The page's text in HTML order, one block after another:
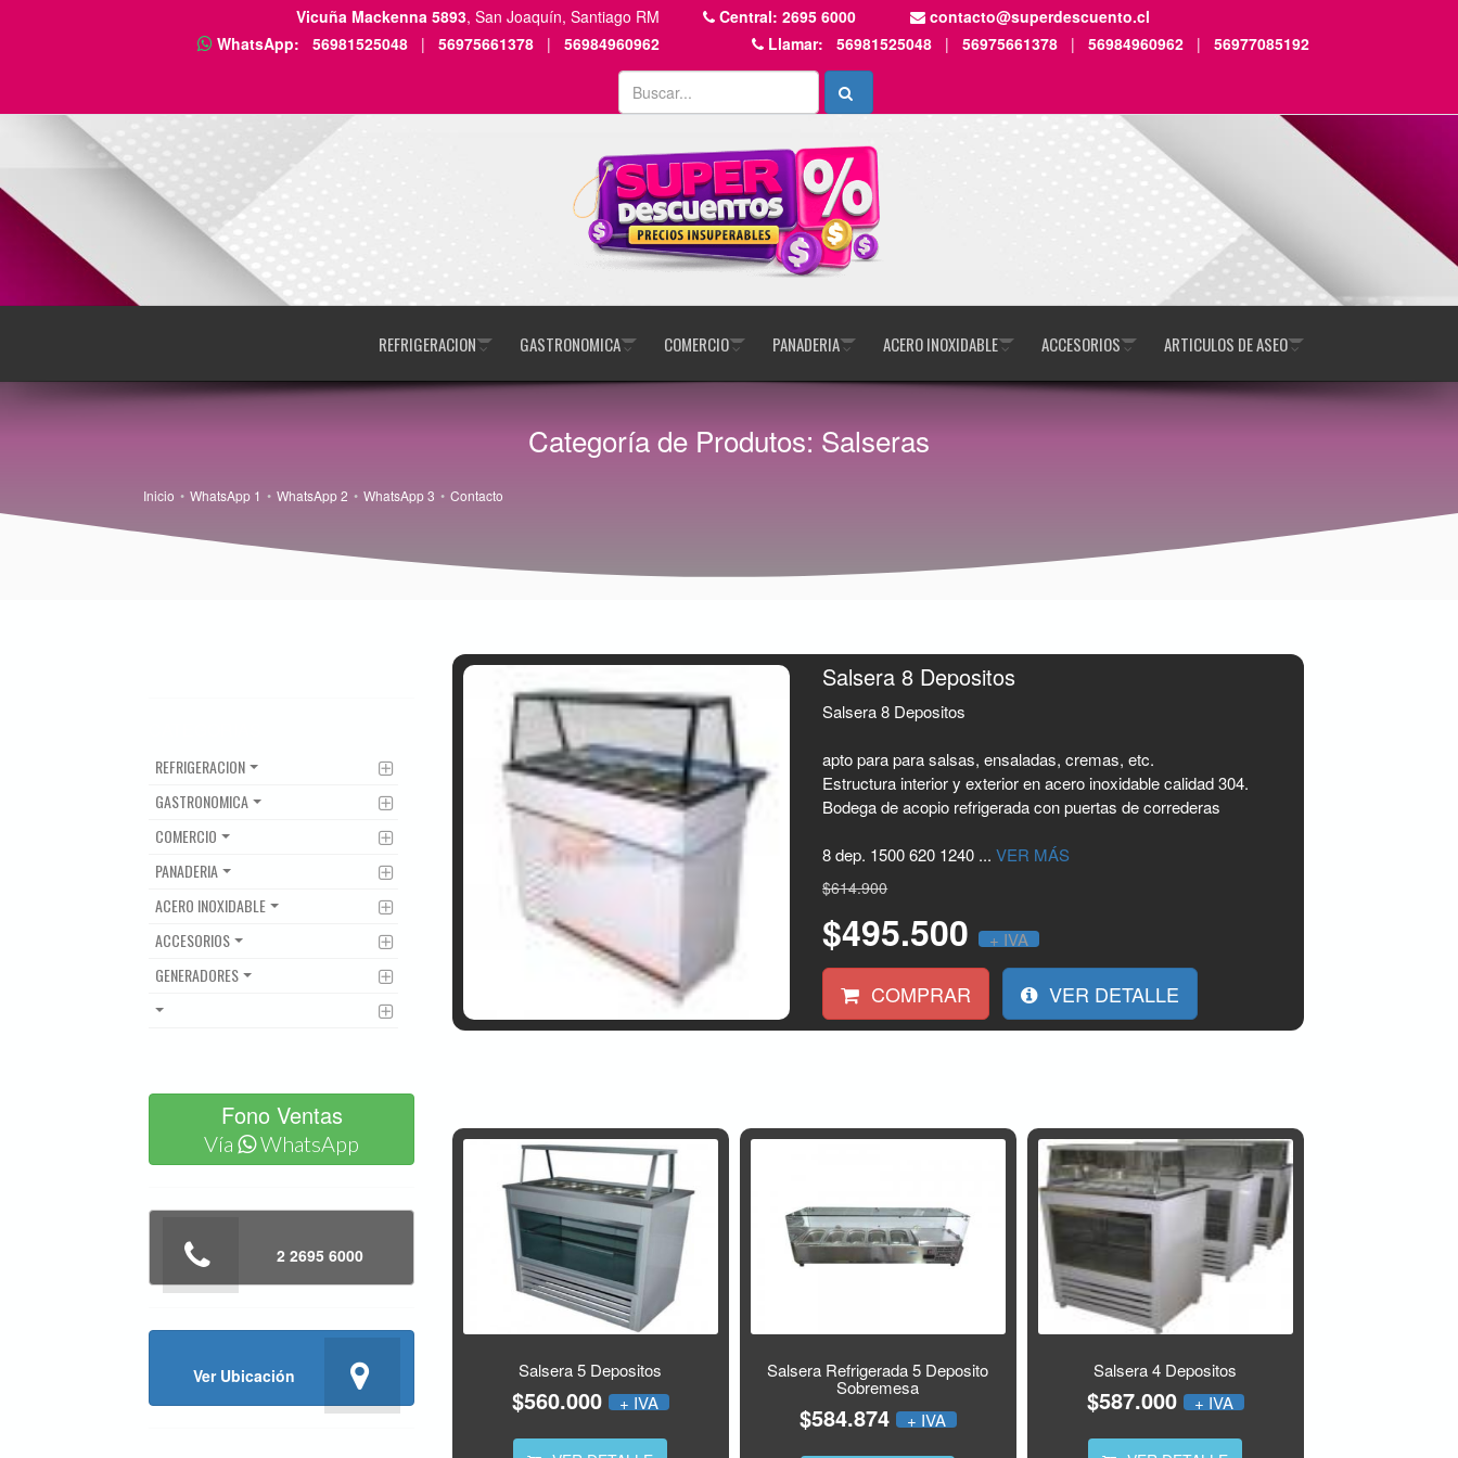
Vicuña Mackenna 5893, San Joaquín, Santiago RM Central: 2695 6000
contacto@superdescuento.cl
WhatsApp:
56981525048 | 56975661378 | 56984960962 Llamar: 56981525048 | 56975661378 | 56984960962 | 56977085192
REFRIGERACION GASTRONOMICA COMERCIO PANADERIA ACERO INOXIDABLE ACCESORIOS ARTICULOS DE ASEO
Categoría de Produtos: Salseras
Inicio WhatsApp 1 WhatsApp 2 WhatsApp 3 Contacto
Salsera 8 Depositos
Salsera 8 Depositos
apto para para salsas, ensaladas, cremas, etc.
Estructura interior y exterior en acero inoxidable calidad 304.
Bodega de acopio refrigerada con puertas de correderas
8 dep. 1500 620 1240 ...VER MÁS
$614.900
$495.500 + IVA
COMPRAR VER DETALLE
Salsera 5 Depositos
$560.000 + IVA
Salsera Refrigerada 5 Deposito
Sobremesa
$584.874 + IVA
Salsera 4 Depositos
$587.000 + IVA
REFRIGERACION
GASTRONOMICA
COMERCIO
PANADERIA
ACERO INOXIDABLE
ACCESORIOS
GENERADORES
Fono Ventas
Vía WhatsApp
2 2695 6000
Ver Ubicación